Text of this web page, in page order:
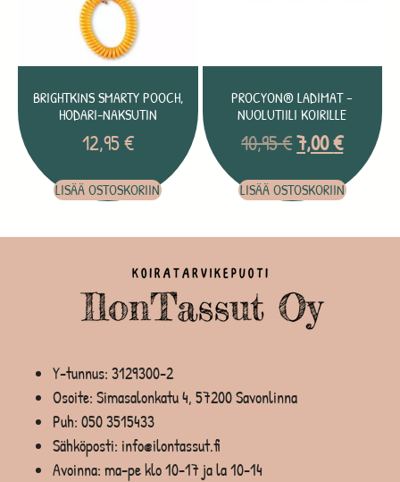
BRIGHTKINS SMARTY POOCH,
HODARI-NAKSUTIN
12,95€
LISÄÄ OSTOSKORIIN
PROCYON® LADIMAT –
NUOLUTIILI KOIRILLE
10,95€7,00€
LISÄÄ OSTOSKORIIN
Y-tunnus: 3129300-2
Osoite: Simasalonkatu 4, 57200 Savonlinna
Puh: 050 3515433
Sähköposti: info@ilontassut.fi
Avoinna: ma-pe klo 10-17 ja la 10-14